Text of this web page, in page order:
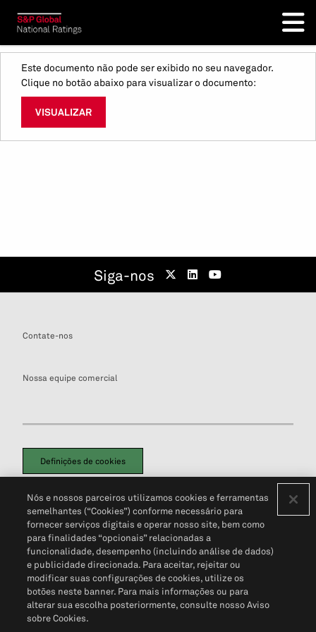
Este documento não pode ser exibido no seu navegador.
Clique no botão abaixo para visualizar o documento:
VISUALIZAR
Siga-nos
Contate-nos
Nossa equipe comercial
Definições de cookies
Política de PrivacidadePortal de privacidade do cliente (em inglês)
Não Venda Minhas Informações Pessoais© 2026 S&P Global
Nós e nossos parceiros utilizamos cookies e ferramentas
semelhantes (“Cookies”) conforme necessário para
fornecer serviços digitais e operar nosso site, bem como
para finalidades “opcionais” relacionadas a
funcionalidade, desempenho (incluindo análise de dados)
e publicidade direcionada. Para aceitar, rejeitar ou
modificar suas configurações de cookies, utilize os
botões neste banner. Para mais informações ou para
alterar sua escolha posteriormente, consulte nosso Aviso
sobre Cookies.